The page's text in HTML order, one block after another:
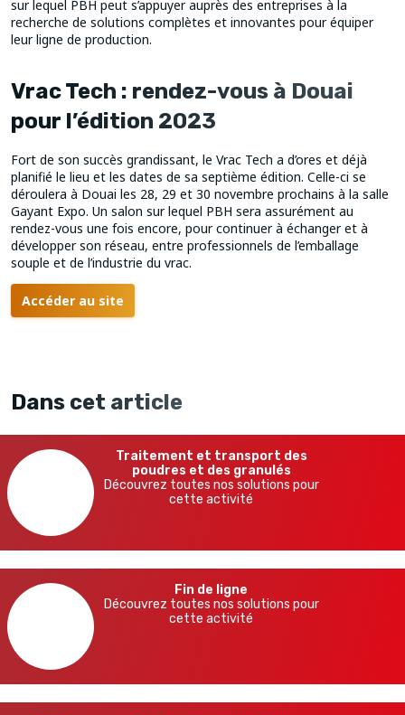
sur lequel PBH peut s’appuyer auprès des entreprises à la
recherche de solutions complètes et innovantes pour équiper
leur ligne de production.
Vrac Tech : rendez-vous à Douai
pour l’édition 2023
Fort de son succès grandissant, le Vrac Tech a d’ores et déjà
planifié le lieu et les dates de sa septième édition. Celle-ci se
déroulera à Douai les 28, 29 et 30 novembre prochains à la salle
Gayant Expo. Un salon sur lequel PBH sera assurément au
rendez-vous une fois encore, pour continuer à échanger et à
développer son réseau, entre professionnels de l’emballage
souple et de l’industrie du vrac.
Accéder au site
Dans cet article
Traitement et transport des
poudres et des granulés
Découvrez toutes nos solutions pour
cette activité
Fin de ligne
Découvrez toutes nos solutions pour
cette activité